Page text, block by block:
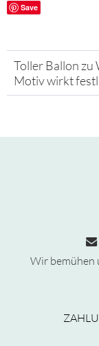
Save
Toller Ballon zu
Motiv wirkt
Wir bemühen